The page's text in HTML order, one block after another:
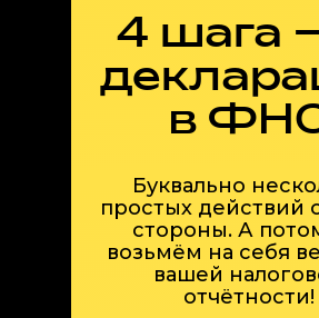
Буквально
простых действий
стороны. А
возьмём на себя
вашей
отчётности!
4 шага
в